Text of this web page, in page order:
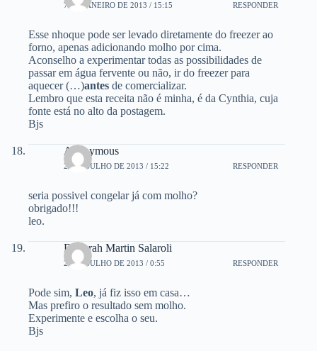
7 DE JANEIRO DE 2013 / 15:15 RESPONDER
Esse nhoque pode ser levado diretamente do freezer ao
forno, apenas adicionando molho por cima.
Aconselho a experimentar todas as possibilidades de
passar em água fervente ou não, ir do freezer para
aquecer (…)antes de comercializar.
Lembro que esta receita não é minha, é da Cynthia, cuja
fonte está no alto da postagem.
Bjs
Anonymous
24 DE JULHO DE 2013 / 15:22 RESPONDER
seria possivel congelar já com molho?
obrigado!!!
leo.
Deborah Martin Salaroli
25 DE JULHO DE 2013 / 0:55 RESPONDER
Pode sim, Leo, já fiz isso em casa…
Mas prefiro o resultado sem molho.
Experimente e escolha o seu.
Bjs